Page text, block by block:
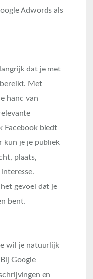
Adwords als
dat je met
Met
hand van
Facebook biedt
kun je je publiek
plaats,
gevoel dat je
bent.
wil je natuurlijk
Google
en